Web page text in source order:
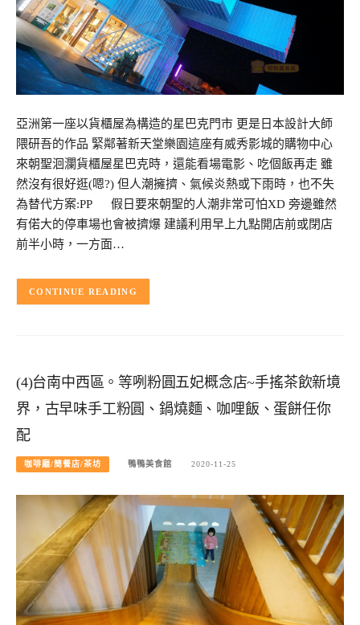
亞洲第一座以貨櫃屋為構造的星巴克門市 更是日本設計大師
隈研吾的作品 緊鄰著新天堂樂園這座有威秀影城的購物中心
來朝聖洄瀾貨櫃屋星巴克時，還能看場電影、吃個飯再走 雖
然沒有很好逛(嗯?) 但人潮擁擠、氣候炎熱或下雨時，也不失
為替代方案:PP 假日要來朝聖的人潮非常可怕XD 旁邊雖然
有偌大的停車場也會被擠爆 建議利用早上九點開店前或閉店
前半小時，一方面…
CONTINUE READING
(4)台南中西區。等咧粉圓五妃概念店~手搖茶飲新境
界，古早味手工粉圓、鍋燒麵、咖哩飯、蛋餅任你
配
咖啡廳/簡餐店/茶坊 鴨鴨美食館 2020-11-25